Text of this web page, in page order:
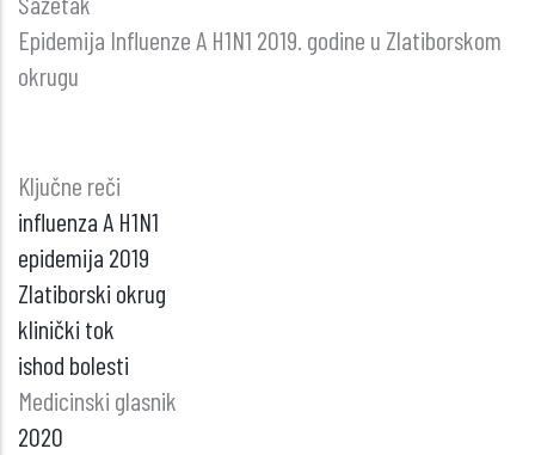
Epidemija Influenze A H1N1 2019. godine u Zlatiborskom
okrugu
Ključne reči
influenza A H1N1
epidemija 2019
Zlatiborski okrug
klinički tok
ishod bolesti
Medicinski glasnik
2020